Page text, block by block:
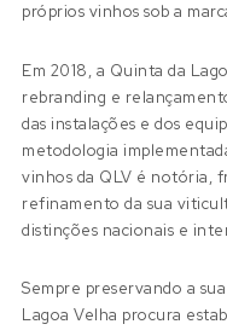
próprios vinhos sob a
Em 2018, a Quinta da
rebranding e
das instalações e dos
metodologia
vinhos da QLV é notória,
refinamento da sua
distinções nacionais e
Sempre preservando a
Lagoa Velha procura